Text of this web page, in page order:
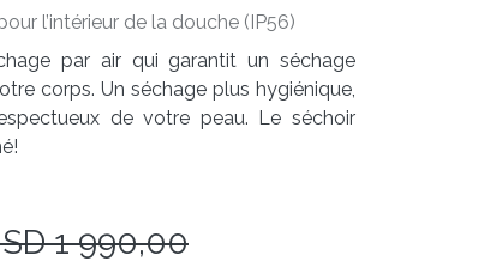
l’intérieur de la douche (IP56)
par air qui garantit un séchage
corps. Un séchage plus hygiénique,
de votre peau. Le séchoir
1 990,00